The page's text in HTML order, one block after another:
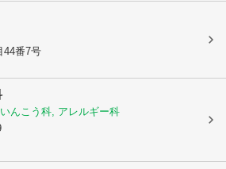
44番7号
んこう科, アレルギー科